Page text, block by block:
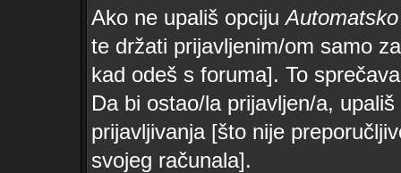
Ako ne upališ opciju
te držati prijavljenim/om samo
kad odeš s foruma]. To
Da bi ostao/la prijavljen/a,
prijavljivanja [što nije
svojeg računala].